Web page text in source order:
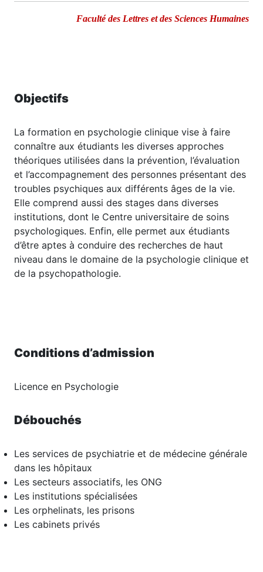
Faculté des Lettres et des Sciences Humaines
Objectifs
La formation en psychologie clinique vise à faire
connaître aux étudiants les diverses approches
théoriques utilisées dans la prévention, l’évaluation
et l’accompagnement des personnes présentant des
troubles psychiques aux différents âges de la vie.
Elle comprend aussi des stages dans diverses
institutions, dont le Centre universitaire de soins
psychologiques. Enfin, elle permet aux étudiants
d’être aptes à conduire des recherches de haut
niveau dans le domaine de la psychologie clinique et
de la psychopathologie.
Conditions d’admission
Licence en Psychologie
Débouchés
Les services de psychiatrie et de médecine générale
dans les hôpitaux
Les secteurs associatifs, les ONG
Les institutions spécialisées
Les orphelinats, les prisons
Les cabinets privés